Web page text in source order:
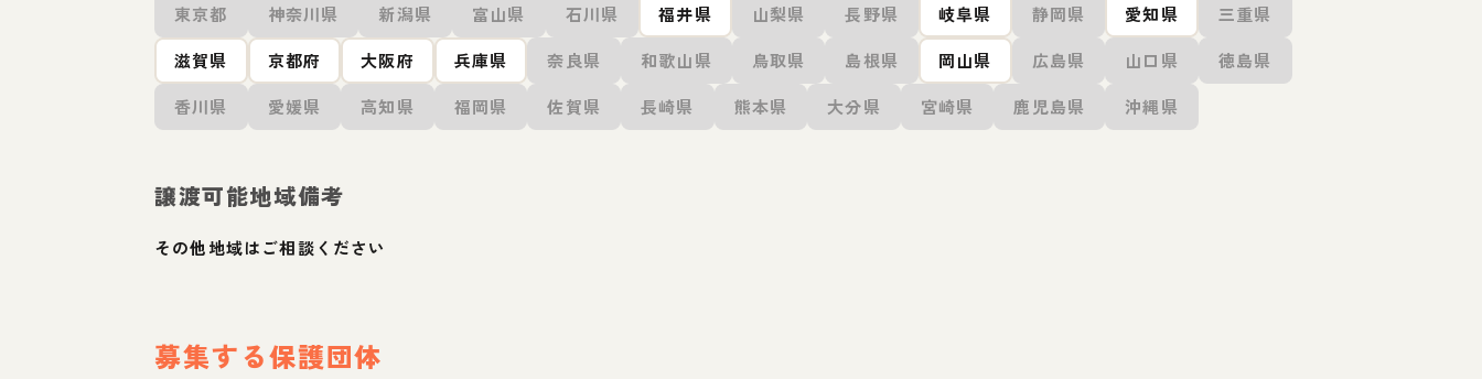
東京都
神奈川県 新潟県 富山県 石川県 福井県 山梨県 長野県 岐阜県 静岡県 愛知県
三重県
滋賀県
京都府 大阪府 兵庫県 奈良県 和歌山県 鳥取県 島根県 岡山県 広島県 山口県
徳島県
香川県
愛媛県 高知県 福岡県 佐賀県 長崎県 熊本県 大分県 宮崎県 鹿児島県 沖縄県
譲渡可能地域備考
その他地域はご相談ください
募集する保護団体